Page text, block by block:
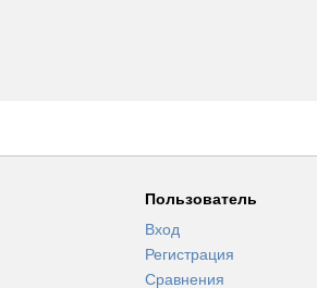
Пользователь
Вход
Регистрация
Сравнения